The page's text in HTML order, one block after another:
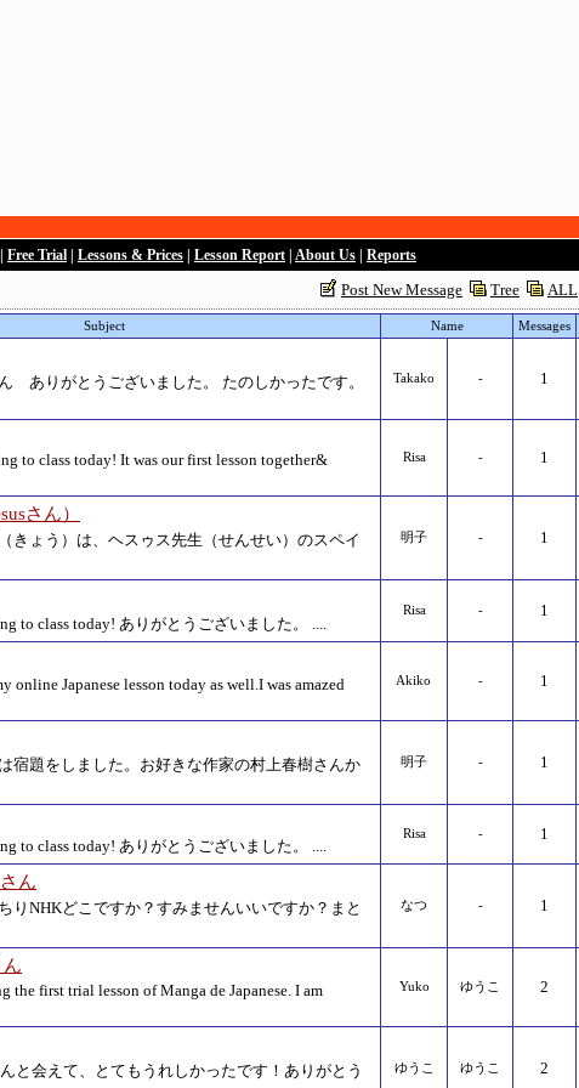
Free Trial Lessons & Prices Lesson Report About Us Reports
Post New Message Tree ALL
Subject Name Messages
ありがとうございました。 たのしかったです。
Takako - 1
to class today! It was our first lesson together&
Risa - 1
さん）
きょう）は、ヘスゥス先生（せんせい）のスペイ
明子 - 1
to class today! ありがとうございました。 ....
Risa - 1
online Japanese lesson today as well.I was amazed
Akiko - 1
宿題をしました。お好きな作家の村上春樹さんか
明子 - 1
to class today! ありがとうございました。 ....
Risa - 1
ん
りNHKどこですか？すみませんいいですか？まと
なつ - 1
ん
the first trial lesson of Manga de Japanese. I am
Yuko ゆうこ 2
と会えて、とてもうれしかったです！ありがとう
ゆうこ ゆうこ 2